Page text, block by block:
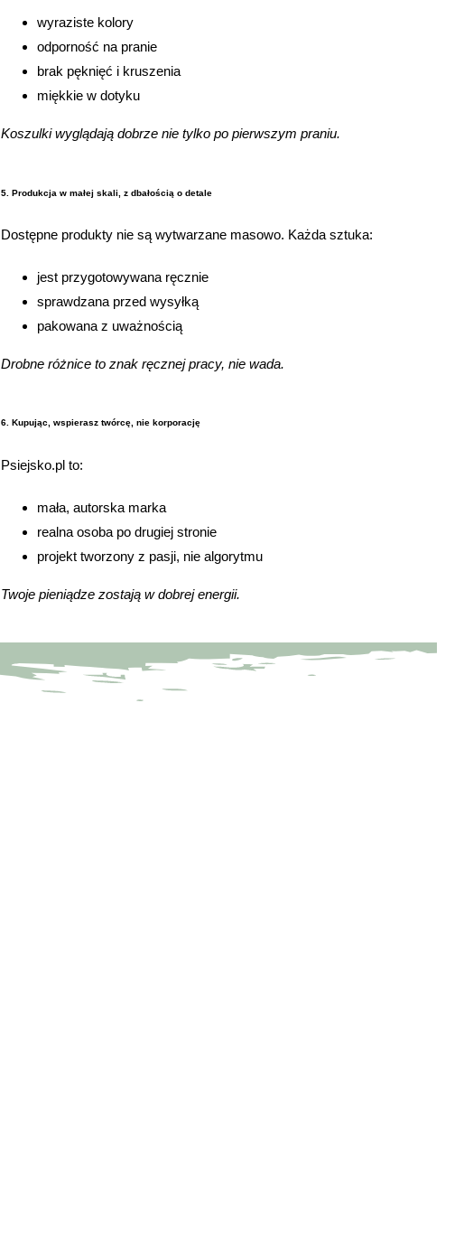
wyraziste kolory
odporność na pranie
brak pęknięć i kruszenia
miękkie w dotyku
Koszulki wyglądają dobrze nie tylko po pierwszym praniu.
5. Produkcja w małej skali, z dbałością o detale
Dostępne produkty nie są wytwarzane masowo. Każda sztuka:
jest przygotowywana ręcznie
sprawdzana przed wysyłką
pakowana z uważnością
Drobne różnice to znak ręcznej pracy, nie wada.
6. Kupując, wspierasz twórcę, nie korporację
Psiejsko.pl to:
mała, autorska marka
realna osoba po drugiej stronie
projekt tworzony z pasji, nie algorytmu
Twoje pieniądze zostają w dobrej energii.